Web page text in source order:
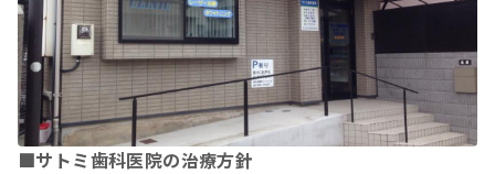
■サトミ歯科医院の治療方針